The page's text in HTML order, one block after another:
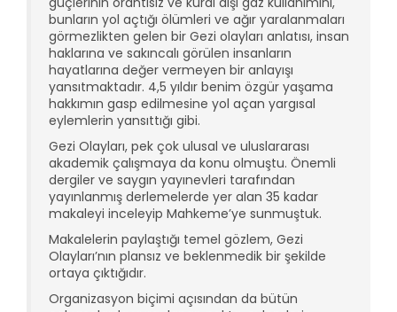
bunların yol açtığı ölümleri ve ağır yaralanmaları
görmezlikten gelen bir Gezi olayları anlatısı, insan
haklarına ve sakıncalı görülen insanların
hayatlarına değer vermeyen bir anlayışı
yansıtmaktadır. 4,5 yıldır benim özgür yaşama
hakkımın gasp edilmesine yol açan yargısal
eylemlerin yansıttığı gibi.
Gezi Olayları, pek çok ulusal ve uluslararası
akademik çalışmaya da konu olmuştu. Önemli
dergiler ve saygın yayınevleri tarafından
yayınlanmış derlemelerde yer alan 35 kadar
makaleyi inceleyip Mahkeme’ye sunmuştuk.
Makalelerin paylaştığı temel gözlem, Gezi
Olayları’nın plansız ve beklenmedik bir şekilde
ortaya çıktığıdır.
Organizasyon biçimi açısından da bütün